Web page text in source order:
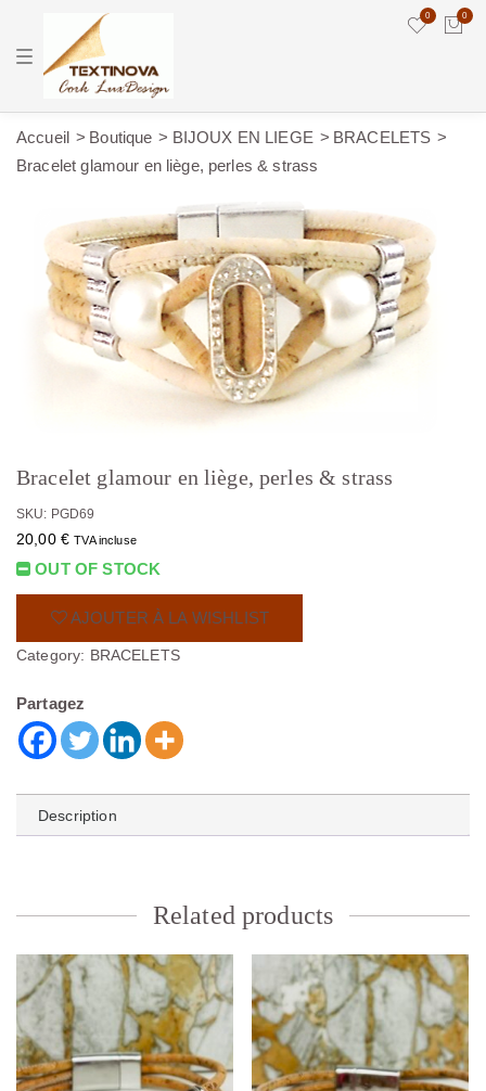
T
e
a
0 0
Accueil Boutique BIJOUX EN LIEGE
BRACELETS
Bracelet glamour en liège, perles & strass
Bracelet glamour en liège, perles & strass
SKU: PGD69
20,00 € TVA incluse
OUT OF STOCK
AJOUTER À LA WISHLIST
Category: BRACELETS
Partagez
Description
Related products